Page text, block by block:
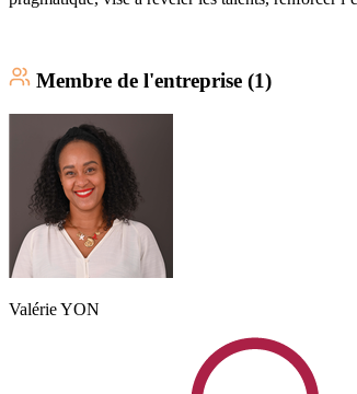
Membre de l'entreprise (1)
ValérieYON